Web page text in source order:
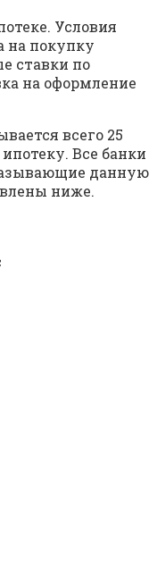
Условия
на покупку
ставки по
на оформление
всего 25
Все банки
данную
ниже.